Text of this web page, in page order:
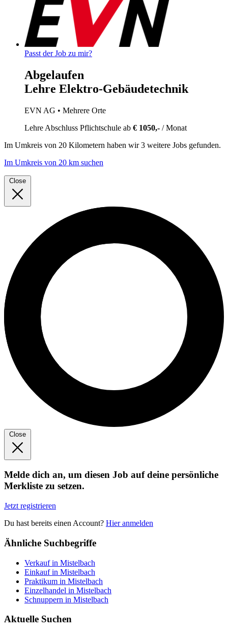
Passt der Job zu mir?
Abgelaufen
Lehre Elektro-Gebäudetechnik
EVN AG • Mehrere Orte
Lehre Abschluss Pflichtschule ab € 1050,- / Monat
Im Umkreis von 20 Kilometern haben wir3 weitere Jobs gefunden.
Im Umkreis von 20 km suchen
Close
Close
Melde dich an, um diesen Job auf deine persönliche
Merkliste zu setzen.
Jetzt registrieren
Du hast bereits einen Account? Hier anmelden
Ähnliche Suchbegriffe
Verkauf in Mistelbach
Einkauf in Mistelbach
Praktikum in Mistelbach
Einzelhandel in Mistelbach
Schnuppern in Mistelbach
Aktuelle Suchen